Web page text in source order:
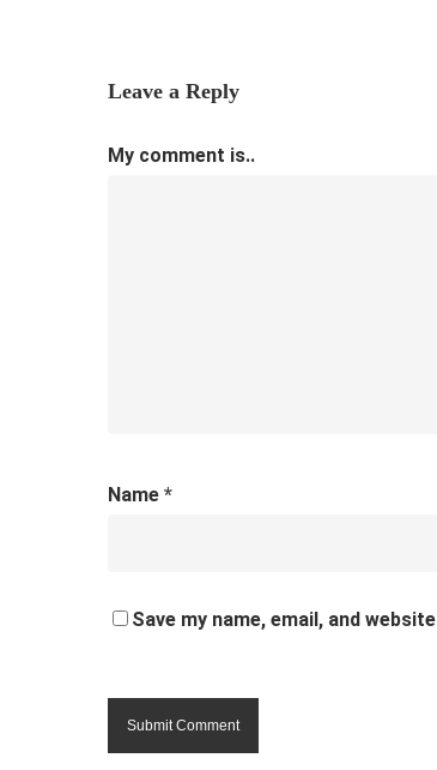
Leave a Reply
My comment is..
Name *
Save my name, email, and